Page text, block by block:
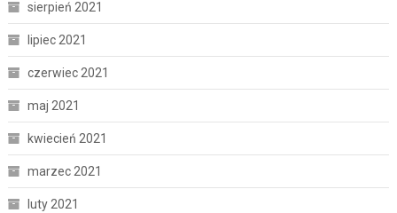
sierpień 2021
lipiec 2021
czerwiec 2021
maj 2021
kwiecień 2021
marzec 2021
luty 2021